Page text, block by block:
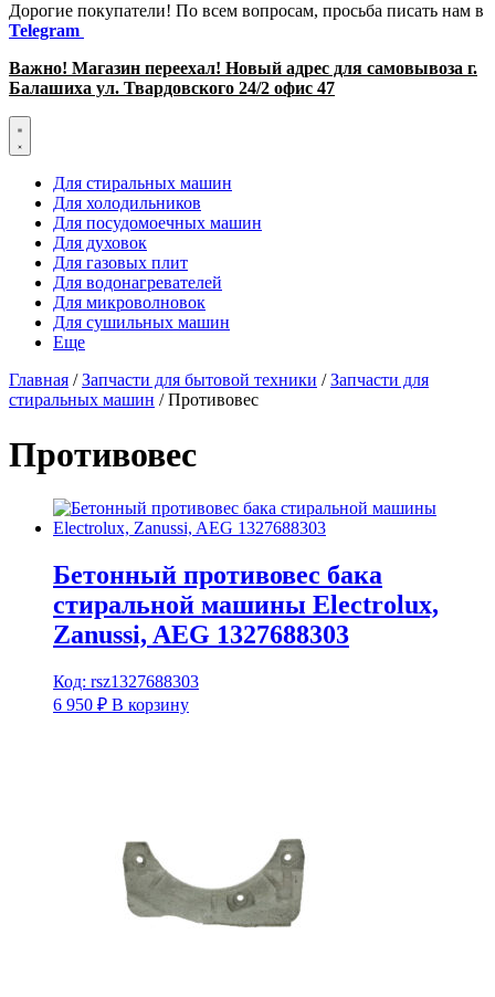
Дорогие покупатели! По всем вопросам, просьба писать нам в
Telegram
Важно! Магазин переехал! Новый адрес для самовывоза г.
Балашиха ул. Твардовского 24/2 офис 47
Для стиральных машин
Для холодильников
Для посудомоечных машин
Для духовок
Для газовых плит
Для водонагревателей
Для микроволновок
Для сушильных машин
Еще
Главная /Запчасти для бытовой техники /Запчасти для
стиральных машин / Противовес
Противовес
Бетонный противовес бака
стиральной машины Electrolux,
Zanussi, AEG 1327688303
Код: rsz1327688303
6 950 ₽ В корзину